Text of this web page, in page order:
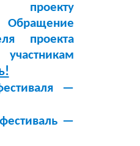
проекту
Обращение
проекта
—
—